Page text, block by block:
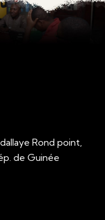
Rond point,
de Guinée